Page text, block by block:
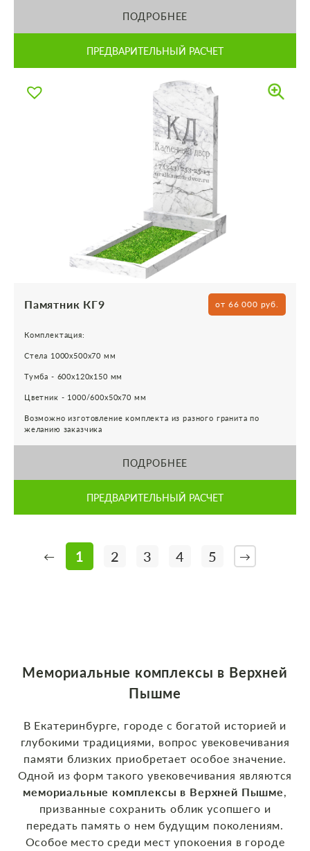
ПОДРОБНЕЕ
ПРЕДВАРИТЕЛЬНЫЙ РАСЧЕТ
Памятник КГ9 от 66 000 руб.
Комплектация:
Стела 1000х500х70 мм
Тумба - 600х120х150 мм
Цветник - 1000/600х50х70 мм
Возможно изготовление комплекта из разного гранита по
желанию заказчика
ПОДРОБНЕЕ
ПРЕДВАРИТЕЛЬНЫЙ РАСЧЕТ
← 1 2 3 4 5 →
Мемориальные комплексы в Верхней
Пышме
В Екатеринбурге, городе с богатой историей и
глубокими традициями, вопрос увековечивания
памяти близких приобретает особое значение.
Одной из форм такого увековечивания являются
мемориальные комплексы в Верхней Пышме,
призванные сохранить облик усопшего и
передать память о нем будущим поколениям.
Особое место среди мест упокоения в городе